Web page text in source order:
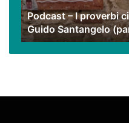
Guido
Santangelo
(parte
due)
Podcast – I proverbi
Guido Santangelo